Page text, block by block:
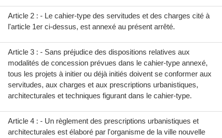
Article 2 : - Le cahier-type des servitudes et des charges cité à
l'article 1er ci-dessus, est annexé au présent arrêté.
Article 3 : - Sans préjudice des dispositions relatives aux
modalités de concession prévues dans le cahier-type annexé,
tous les projets à initier ou déjà initiés doivent se conformer aux
servitudes, aux charges et aux prescriptions urbanistiques,
architecturales et techniques figurant dans le cahier-type.
Article 4 : - Un règlement des prescriptions urbanistiques et
architecturales est élaboré par l'organisme de la ville nouvelle